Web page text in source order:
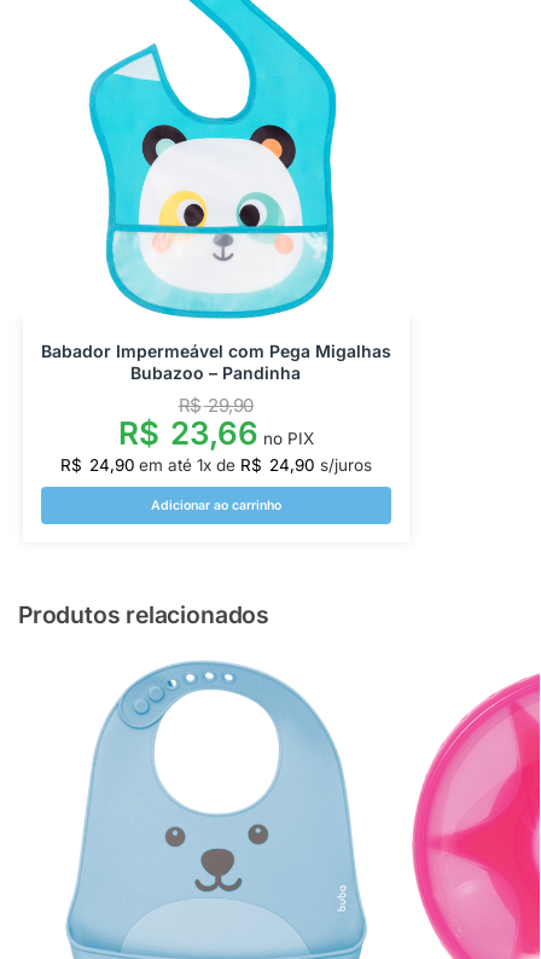
Babador Impermeável com Pega Migalhas
Bubazoo – Pandinha
R$29,90
R$ 23,66 no PIX
R$ 24,90 em até 1x de R$ 24,90 s/juros
Adicionar ao carrinho
Produtos relacionados